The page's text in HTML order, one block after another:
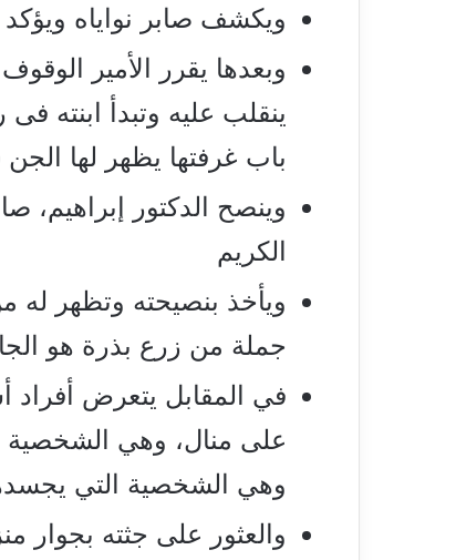
ويكشف صابر نواياه
وبعدها يقرر الأمير
ينقلب عليه وتبدأ ابنته
باب غرفتها يظهر لها
وينصح الدكتور إبراهيم،
الكريم
ويأخذ بنصيحته وتظهر له
جملة من زرع بذرة هو
في المقابل يتعرض أفراد
على منال، وهي الشخصية
وهي الشخصية التي
والعثور على جثته بجوار